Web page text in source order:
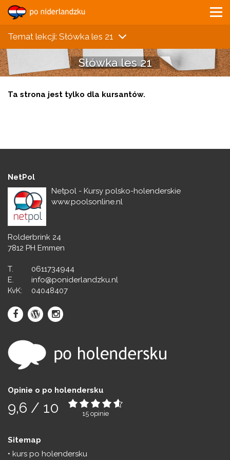
Temat lekcji: Słówka les 21
Słówka les 21
Ta strona jest tylko dla kursantów.
NetPol
Netpol - Kursy polsko-holenderskie
www.poolsonline.nl
Rolderbrink 24
7812 PH Emmen
T.
0611734944
E.
info@poniderlandzku.nl
KvK:
04048407
Opinie o po holendersku
9,6 / 10 15 opinie
Sitemap
kurs po holendersku